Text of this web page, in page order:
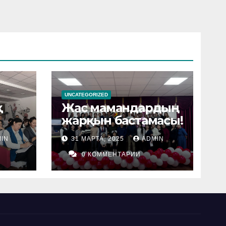
UNCATEGORIZED
Жас мамандардың
жарқын бастамасы!
31 МАРТА, 2025 ADMIN
0 КОММЕНТАРИИ